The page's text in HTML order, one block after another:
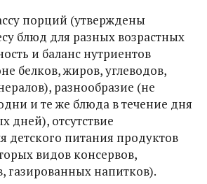
порций (утверждены
блюд для разных возрастных
и баланс нутриентов
белков, жиров, углеводов,
разнообразие (не
и те же блюда в течение дня
дней), отсутствие
детского питания продуктов
видов консервов,
газированных напитков).